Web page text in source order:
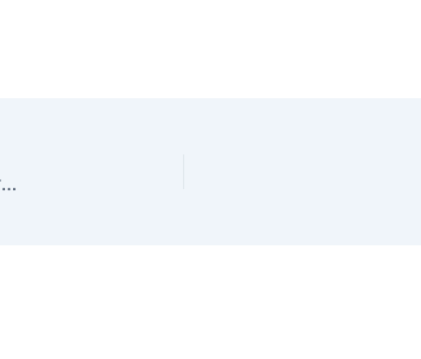
Sesión Extraordinaria del Consejo General, transmitida por la plataforma del INE, el día 2 de junio de 2021